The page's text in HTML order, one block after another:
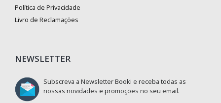
Política de Privacidade
Livro de Reclamações
NEWSLETTER
Subscreva a Newsletter Booki e receba todas as
nossas novidades e promoções no seu email.